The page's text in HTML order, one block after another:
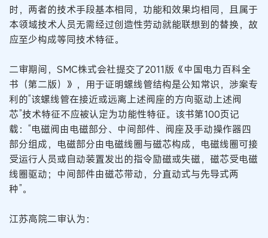
时，两者的技术手段基本相同，功能和效果均相同，且属于
本领域技术人员无需经过创造性劳动就能联想到的替换，故
应至少构成等同技术特征。
二审期间，SMC株式会社提交了2011版《中国电力百科全
书（第二版）》，用于证明螺线管结构是公知常识，涉案专
利的“该螺线管在接近或远离上述阀座的方向驱动上述阀
芯”技术特征不应被认定为功能性特征。该书第100页记
载：“电磁阀由电磁部分、中间部件、阀座及手动操作器四
部分组成，电磁部分由电磁线圈与磁芯构成，电磁线圈可接
受运行人员或自动装置发出的指令励磁或失磁，磁芯受电磁
线圈驱动；中间部件由磁芯带动，分直动式与先导式两
种”。
江苏高院二审认为：